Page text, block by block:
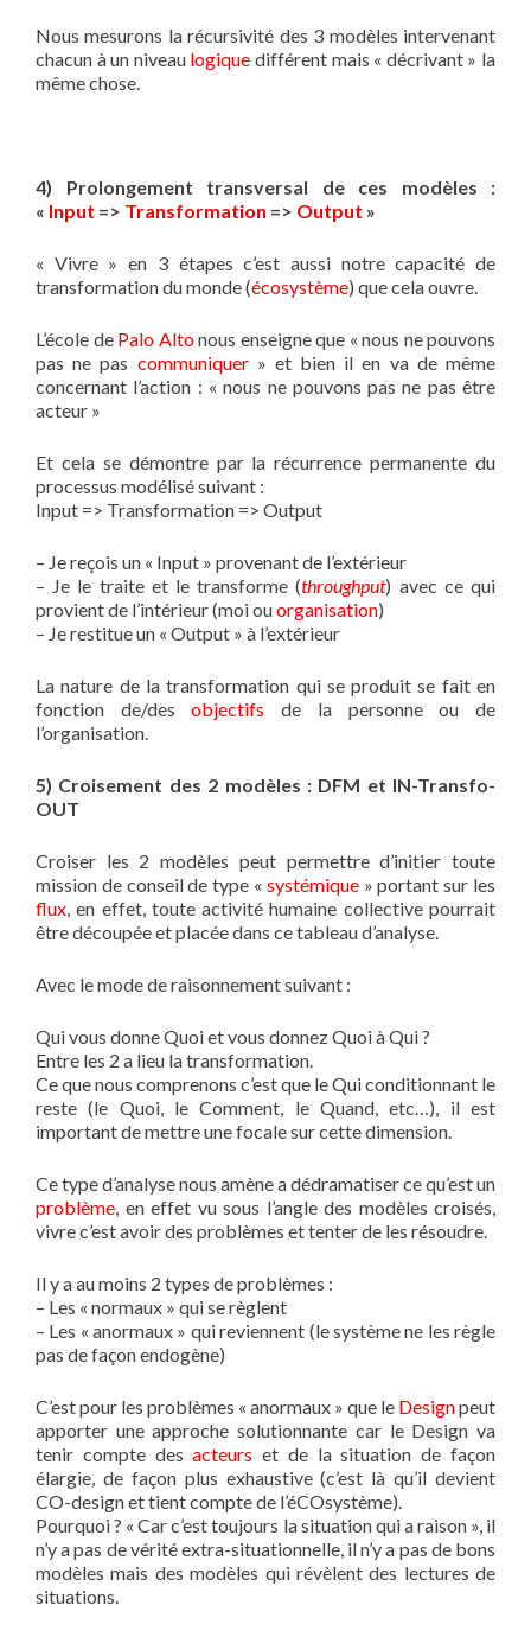
Nous mesurons la récursivité des 3 modèles intervenant
chacun à un niveau logique différent mais « décrivant » la
même chose.
4) Prolongement transversal de ces modèles :
« Input => Transformation => Output »
« Vivre » en 3 étapes c’est aussi notre capacité de
transformation du monde (écosystème) que cela ouvre.
L’école de Palo Altonous enseigne que « nous ne pouvons
pas ne pas communiquer» et bien il en va de même
concernant l’action : « nous ne pouvons pas ne pas être
acteur »
Et cela se démontre par la récurrence permanente du
processus modélisé suivant :
Input => Transformation => Output
– Je reçois un « Input » provenant de l’extérieur
– Je le traite et le transforme (throughput) avec ce qui
provient de l’intérieur (moi ouorganisation)
– Je restitue un « Output » à l’extérieur
La nature de la transformation qui se produit se fait en
fonction de/desobjectifs de la personne ou de
l’organisation.
5) Croisement des 2 modèles : DFM et IN-Transfo-
OUT
Croiser les 2 modèles peut permettre d’initier toute
mission de conseil de type « systémique» portant sur les
flux, en effet, toute activité humaine collective pourrait
être découpée et placée dans ce tableau d’analyse.
Avec le mode de raisonnement suivant :
Qui vous donne Quoi et vous donnez Quoi à Qui ?
Entre les 2 a lieu la transformation.
Ce que nous comprenons c’est que le Qui conditionnant le
reste (le Quoi, le Comment, le Quand, etc…), il est
important de mettre une focale sur cette dimension.
Ce type d’analyse nous amène a dédramatiser ce qu’est un
problème, en effet vu sous l’angle des modèles croisés,
vivre c’est avoir des problèmes et tenter de les résoudre.
Il y a au moins 2 types de problèmes :
– Les « normaux » qui se règlent
– Les « anormaux » qui reviennent (le système ne les règle
pas de façon endogène)
C’est pour les problèmes « anormaux » que le Designpeut
apporter une approche solutionnante car le Design va
tenir compte desacteurs et de la situation de façon
élargie, de façon plus exhaustive (c’est là qu’il devient
CO-design et tient compte de l’éCOsystème).
Pourquoi ? « Car c’est toujours la situation qui a raison », il
n’y a pas de vérité extra-situationnelle, il n’y a pas de bons
modèles mais des modèles qui révèlent des lectures de
situations.